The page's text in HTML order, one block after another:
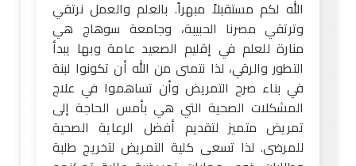
الله لكم مستقبلاً مبهراً. بالعلم والعمل نرتقي
وترتقي مصرنا الحبيبة، وجامعة سوهاج هي
منارة للعلم في إقليم الصعيد عامة وبها يبدأ
التطور والرقي، لذا نتمنى من الله أن تكونوا لبنة
في بناء صرح التمريض وأن تساهموا في علاج
المشكلات الصحية التي هي بأمس الحاجة إلى
تمريض متميز لتقديم أفضل الرعاية الصحية
للمرضى. لذا تسعى كلية التمريض لتخريج طلبة